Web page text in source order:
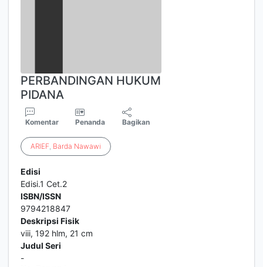
PERBANDINGAN HUKUM
PIDANA
Komentar Penanda Bagikan
ARIEF, Barda Nawawi
Edisi
Edisi.1 Cet.2
ISBN/ISSN
9794218847
Deskripsi Fisik
viii, 192 hlm, 21 cm
Judul Seri
-